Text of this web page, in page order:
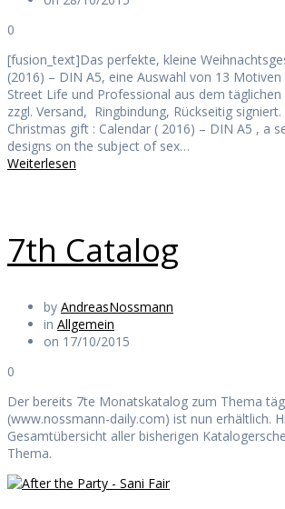
0
[fusion_text]Das perfekte, kleine
(2016) – DIN A5, eine Auswahl von 13
Street Life und Professional aus dem täglichen
zzgl. Versand, Ringbindung, Rückseitig
Christmas gift : Calendar ( 2016) – DIN A5 , a
designs on the subject of sex…
Weiterlesen
7th Catalog
by AndreasNossmann
in Allgemein
on 17/10/2015
0
Der bereits 7te Monatskatalog zum Thema
(www.nossmann-daily.com) ist nun erhältlich.
Gesamtübersicht aller bisherigen
Thema.